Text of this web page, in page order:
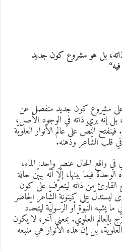
بل هو مشروع كون جديد
مشروع كون جديد منفصل عن
يرى ذاته في الوجود الأصل،
النّصّ على عالم الأنوار العلويّة
الشّاعر وذهنه.
الحال عنصر واحد: الماء،
فيما بينها، إلّا أنّه يبيّن حالة
من ذاته ليتعرّف على كون
على كينونة الشّاعر الحاضر
النّبوّة أو الرّسوليّة ليتحدّد
العلويّ. بمعنى آخر، لا يكون
بل إنّ هذه الأنوار هي منبعه